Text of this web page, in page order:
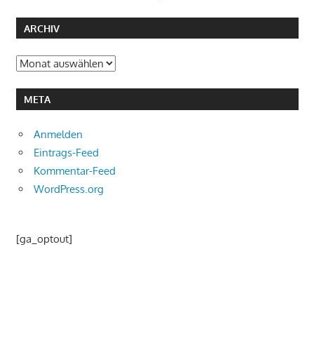
ARCHIV
Archiv
META
Anmelden
Eintrags-Feed
Kommentar-Feed
WordPress.org
[ga_optout]